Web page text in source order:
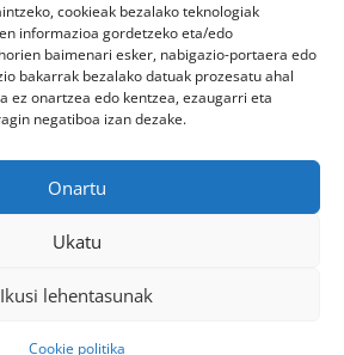
cookieak bezalako teknologiak
informazioa gordetzeko eta/edo
baimenari esker, nabigazio-portaera edo
bakarrak bezalako datuak prozesatu ahal
ez onartzea edo kentzea, ezaugarri eta
negatiboa izan dezake.
Onartu
Ukatu
Ikusi lehentasunak
Cookie politika